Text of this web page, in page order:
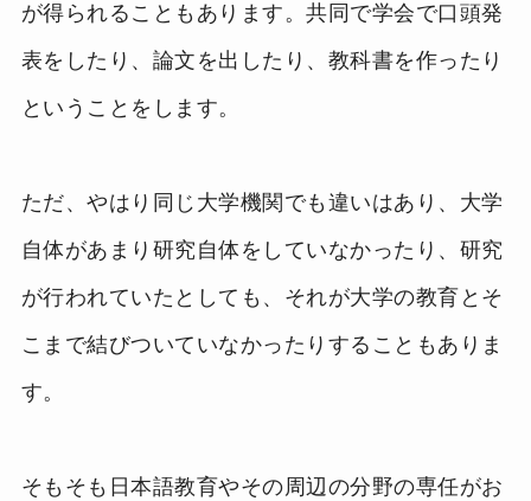
が得られることもあります。共同で学会で口頭発
表をしたり、論文を出したり、教科書を作ったり
ということをします。
ただ、やはり同じ大学機関でも違いはあり、大学
自体があまり研究自体をしていなかったり、研究
が行われていたとしても、それが大学の教育とそ
こまで結びついていなかったりすることもありま
す。
そもそも日本語教育やその周辺の分野の専任がお